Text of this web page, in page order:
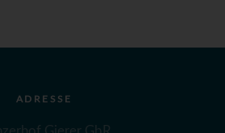
ADRESSE